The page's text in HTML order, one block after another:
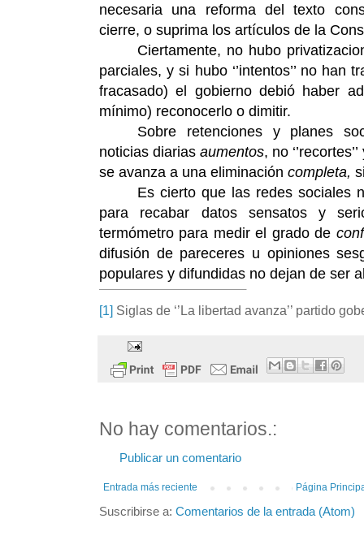
necesaria una reforma del texto
cierre, o suprima los artículos de la
Ciertamente, no hubo
parciales, y si hubo ‘’intentos’’ no han
fracasado) el gobierno debió haber
mínimo) reconocerlo o dimitir.
Sobre retenciones y planes
noticias diariasaumentos, no
se avanza a una eliminación completa,
Es cierto que las redes sociales
para recabar datos sensatos y
termómetro para medir el grado de
difusión de pareceres u opiniones
populares y difundidas no dejan de ser
[1] Siglas de ‘’La libertad avanza’’ partido
No hay comentarios.:
Publicar un comentario
Entrada más reciente Página
Suscribirse a: Comentarios de la entrada (Atom)